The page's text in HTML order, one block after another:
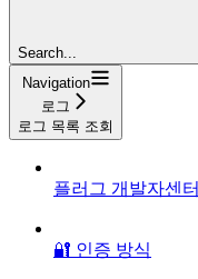
Search...
Navigation
로그
로그 목록 조회
플러그 개발자센터
🔐 인증 방식